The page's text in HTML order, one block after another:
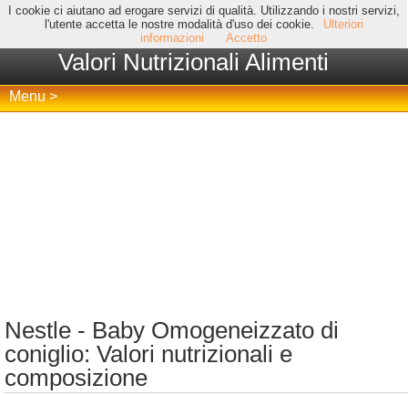
I cookie ci aiutano ad erogare servizi di qualità. Utilizzando i nostri servizi,
l'utente accetta le nostre modalità d'uso dei cookie.
Ulteriori
informazioni
Accetto
Valori Nutrizionali Alimenti
Menu >
Nestle - Baby Omogeneizzato di
coniglio: Valori nutrizionali e
composizione